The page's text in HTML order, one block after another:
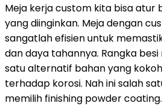
Meja kerja custom kita bisa atur
yang diinginkan. Meja dengan
sangatlah efisien untuk
dan daya tahannya. Rangka
satu alternatif bahan yang
terhadap korosi. Nah ini salah
memilih finishing powder coating.